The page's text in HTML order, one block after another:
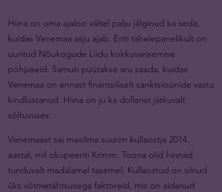
Hiina on oma ajaloo vältel palju jälginud ka seda,
kuidas Venemaa asju ajab. Eriti tähelepanelikult on
uuritud Nõukogude Liidu kokkuvarisemise
põhjuseid. Samuti püütakse aru saada, kuidas
Venemaa on ennast finantsiliselt sanktsioonide vastu
kindlustanud. Hiina on ju ka dollarist jätkuvalt
sõltuvuses.
Venemaast sai maailma suurim kullaostja 2014.
aastal, mil okupeeriti Krimm. Toona olid hinnad
tunduvalt madalamal tasemel. Kullaostud on olnud
üks võtmetähtsusega faktoreid, mis on aidanud